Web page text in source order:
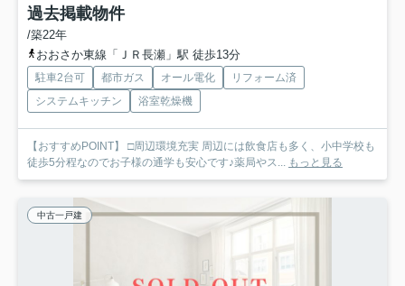
過去掲載物件
/築22年
おおさか東線「ＪＲ長瀬」駅 徒歩13分
駐車2台可 都市ガス オール電化
リフォーム済
システムキッチン
浴室乾燥機
【おすすめPOINT】 □周辺環境充実 周辺には飲食店も多く、小中学校も
徒歩5分程なのでお子様の通学も安心です♪薬局やス...
もっと見る
中古一戸建